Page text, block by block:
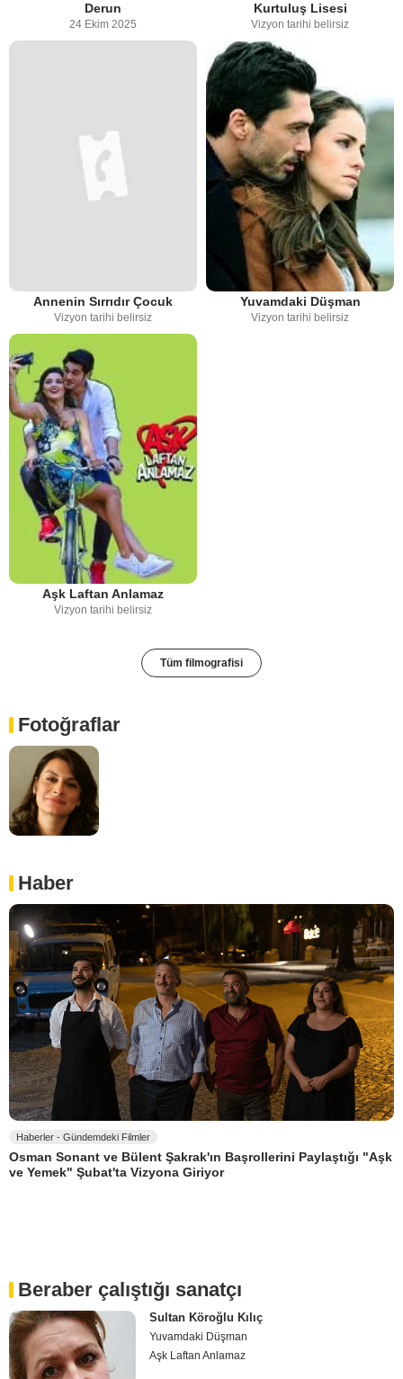
Derun
24 Ekim 2025
Kurtuluş Lisesi
Vizyon tarihi belirsiz
Annenin Sırrıdır Çocuk
Vizyon tarihi belirsiz
Yuvamdaki Düşman
Vizyon tarihi belirsiz
Aşk Laftan Anlamaz
Vizyon tarihi belirsiz
Tüm filmografisi
Fotoğraflar
Haber
Haberler - Gündemdeki Filmler
Osman Sonant ve Bülent Şakrak'ın Başrollerini Paylaştığı "Aşk
ve Yemek" Şubat'ta Vizyona Giriyor
Beraber çalıştığı sanatçı
Sultan Köroğlu Kılıç
Yuvamdaki Düşman
Aşk Laftan Anlamaz